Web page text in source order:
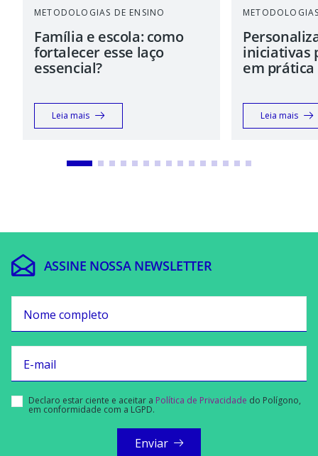
METODOLOGIAS DE ENSINO
Família e escola: como
fortalecer esse laço
essencial?
Leia mais
iniciativas
em prática
Leia mais
ASSINE NOSSANEWSLETTER
Nome completo
E-mail
Declaro estar ciente e aceitar a Política de Privacidade do Polígono,
em conformidade com a LGPD.
Enviar